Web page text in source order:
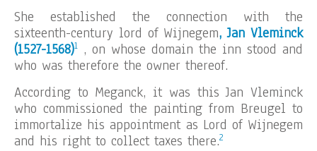
She established the connection with the
sixteenth-century lord of Wijnegem, Jan Vleminck
(1527-1568)1 , on whose domain the inn stood and
who was therefore the owner thereof.
According to Meganck, it was this Jan Vleminck
who commissioned the painting from Breugel to
immortalize his appointment as Lord of Wijnegem
and his right to collect taxes there.2